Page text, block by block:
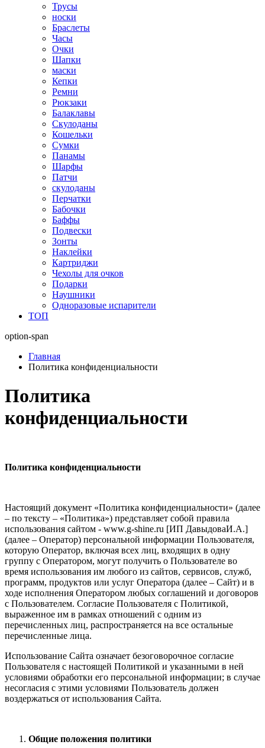
Трусы
носки
Браслеты
Часы
Очки
Шапки
маски
Кепки
Ремни
Рюкзаки
Балаклавы
Скулоданы
Кошельки
Сумки
Панамы
Шарфы
Патчи
скулоданы
Перчатки
Бабочки
Баффы
Подвески
Зонты
Наклейки
Картриджи
Чехолы для очков
Подарки
Наушники
Одноразовые испарители
ТОП
option-span
Главная
Политика конфиденциальности
Политика
конфиденциальности
Политика конфиденциальности
Настоящий документ «Политика конфиденциальности» (далее
– по тексту – «Политика») представляет собой правила
использования сайтом - www.g-shine.ru [ИП ДавыдоваИ.А.]
(далее – Оператор) персональной информации Пользователя,
которую Оператор, включая всех лиц, входящих в одну
группу с Оператором, могут получить о Пользователе во
время использования им любого из сайтов, сервисов, служб,
программ, продуктов или услуг Оператора (далее – Сайт) и в
ходе исполнения Оператором любых соглашений и договоров
с Пользователем. Согласие Пользователя с Политикой,
выраженное им в рамках отношений с одним из
перечисленных лиц, распространяется на все остальные
перечисленные лица.
Использование Сайта означает безоговорочное согласие
Пользователя с настоящей Политикой и указанными в ней
условиями обработки его персональной информации; в случае
несогласия с этими условиями Пользователь должен
воздержаться от использования Сайта.
Общие положения политики